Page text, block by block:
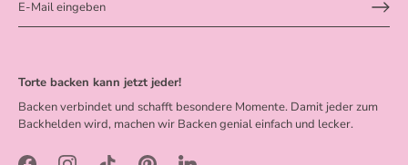
Torte backen kann jetzt jeder!
Backen verbindet und schafft besondere Momente. Damit jeder zum
Backhelden wird, machen wir Backen genial einfach und lecker.